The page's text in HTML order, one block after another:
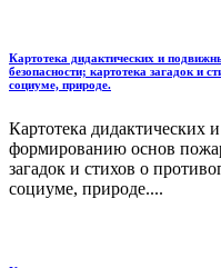
Картотека дидактических и
безопасности; картотека загадок и
социуме, природе.
Картотека дидактических
формированию основ
загадок и стихов о
социуме, природе....